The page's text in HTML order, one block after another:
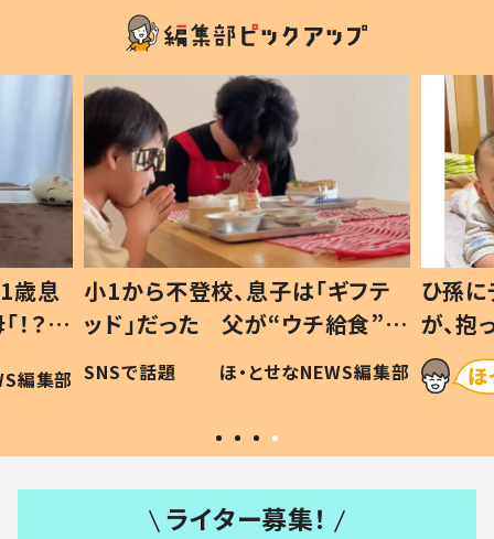
歳息
？」
編集部
小1から不登校、息子は「ギフテ
ッド」だった 父が“ウチ給食”を
作り続ける理由とは #令和の親
#令和の子
SNSで話題 ほ・とせなNEWS編集部
ひ孫
が、
「涙が
い」
ライター募集！